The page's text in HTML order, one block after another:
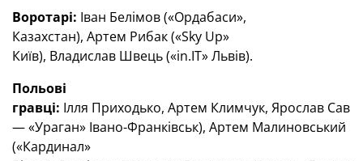
Воротарі: Іван Белімов («Ордабаси»,
Казахстан), Артем Рибак («Sky Up»
Київ), Владислав Швець («in.IT» Львів).
Польові
гравці: Ілля Приходько, Артем Климчук, Ярослав
— «Ураган» Івано-Франківськ), Артем Малиновський
(«Кардинал»